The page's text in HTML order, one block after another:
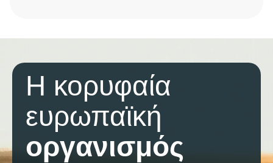
–
Edition
#2
Η κορυφαία
ευρωπαϊκή
οργανισμός